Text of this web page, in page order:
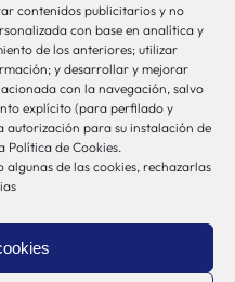
contenidos publicitarios y no
con base en analítica y
de los anteriores; utilizar
y desarrollar y mejorar
con la navegación, salvo
explícito (para perfilado y
autorización para su instalación de
Política de Cookies.
de las cookies, rechazarlas